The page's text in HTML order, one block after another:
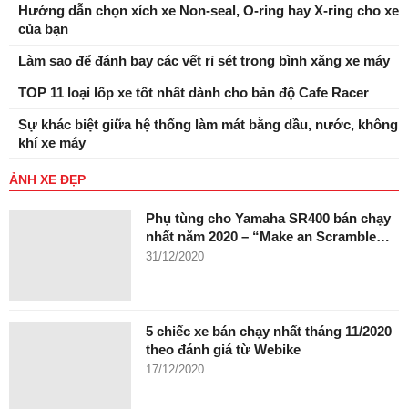
Hướng dẫn chọn xích xe Non-seal, O-ring hay X-ring cho xe
của bạn
Làm sao để đánh bay các vết rỉ sét trong bình xăng xe máy
TOP 11 loại lốp xe tốt nhất dành cho bản độ Cafe Racer
Sự khác biệt giữa hệ thống làm mát bằng dầu, nước, không
khí xe máy
ẢNH XE ĐẸP
Phụ tùng cho Yamaha SR400 bán chạy
nhất năm 2020 – “Make an Scramble…
31/12/2020
5 chiếc xe bán chạy nhất tháng 11/2020
theo đánh giá từ Webike
17/12/2020